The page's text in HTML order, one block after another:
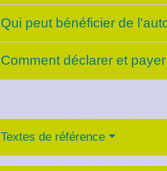
Qui peut bénéficier de
Comment déclarer et
Textes de référence